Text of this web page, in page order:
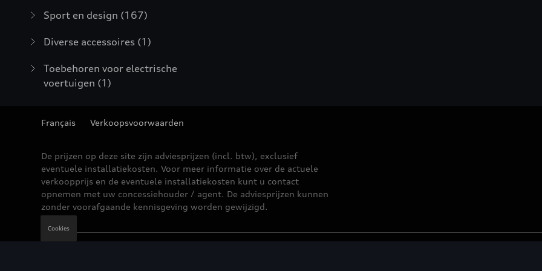
Sport en design (167)
Diverse accessoires (1)
Toebehoren voor electrische
voertuigen (1)
Français Verkoopsvoorwaarden
De prijzen op deze site zijn adviesprijzen (incl. btw), exclusief
eventuele installatiekosten. Voor meer informatie over de actuele
verkoopprijs en de eventuele installatiekosten kunt u contact
opnemen met uw concessiehouder / agent. De adviesprijzen kunnen
zonder voorafgaande kennisgeving worden gewijzigd.
Cookies